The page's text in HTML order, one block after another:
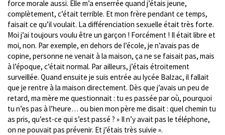
force morale aussi. Elle m’a enserrée quand j’étais jeune,
complètement, c’était terrible. Et mon frère pendant ce temps,
faisait ce qu’il voulait. La différenciation sexuelle était très forte.
Moi j’ai toujours voulu être un garçon ! Forcément ! Il était libre et
moi, non. Par exemple, en dehors de l’école, je n’avais pas de
copine, personne ne venait à la maison, ça ne se faisait pas, mais
à l’époque, c’était normal. Par ailleurs, j’étais étroitement
surveillée. Quand ensuite je suis entrée au lycée Balzac, il fallait
que je rentre à la maison directement. Dès que j’avais un peu de
retard, ma mère me questionnait : tu es passée par où, pourquoi
tu n’es pas à l’heure… ou bien mon père me disait : quel chemin tu
as pris, qu’est-ce qui s’est passé ? » Il n’y avait pas le téléphone,
on ne pouvait pas prévenir. Et j’étais très suivie ».